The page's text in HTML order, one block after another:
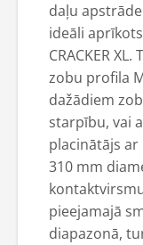
daļu
ideāli
CRACKER
zobu profila
dažādiem
starpību, vai
placinātājs
310 mm
pieejamajā
diapazonā,